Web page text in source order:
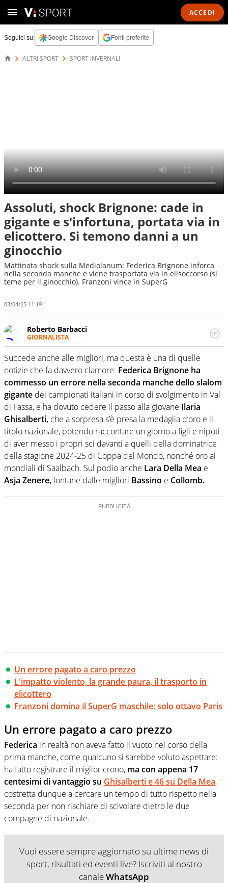
ACCEDI
Seguici su: Google Discover Fonti preferite
ALTRI SPORT SPORT INVERNALI
Assoluti, shock Brignone: cade in
gigante e s'infortuna, portata via in
elicottero. Si temono danni a un
ginocchio
Mattinata shock sulla Mediolanum: Federica Brignone inforca
nella seconda manche e viene trasportata via in elisoccorso (si
teme per il ginocchio). Franzoni vince in SuperG
03/04/25 11:19
Roberto Barbacci
GIORNALISTA
Giornalista (pubblicista) sportivo a tutto campo, è il
tuttologo di Virgilio Sport. Provate a chiedergli di boxe, di
scherma, di volley o di curling: ve ne farà innamorare
Succede anche alle migliori, ma questa è una di quelle
notizie che fa davvero clamore: Federica Brignone ha
commesso un errore nella seconda manche dello slalom
gigante dei campionati italiani in corso di svolgimento in Val
di Fassa, e ha dovuto cedere il passo alla giovane Ilaria
Ghisalberti, che a sorpresa s’è presa la medaglia d’oro e il
titolo nazionale, potendo raccontare un giorno a figli e nipoti
di aver messo i propri sci davanti a quelli della dominatrice
della stagione 2024-25 di Coppa del Mondo, nonché oro ai
mondiali di Saalbach. Sul podio anche Lara Della Mea e
Asja Zenere, lontane dalle migliori Bassino e Collomb.
Un errore pagato a caro prezzo
L'impatto violento, la grande paura, il trasporto in
elicottero
Franzoni domina il SuperG maschile: solo ottavo Paris
Un errore pagato a caro prezzo
Federica in realtà non aveva fatto il vuoto nel corso della
prima manche, come qualcuno si sarebbe voluto aspettare:
ha fatto registrare il miglior crono, ma con appena 17
centesimi di vantaggio su Ghisalberti e 46 su Della Mea,
costretta dunque a cercare un tempo di tutto rispetto nella
seconda per non rischiare di scivolare dietro le due
compagne di nazionale.
Vuoi essere sempre aggiornato su ultime news di
sport, risultati ed eventi live? Iscriviti al nostro
canaleWhatsApp